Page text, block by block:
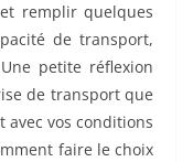
remplir quelques
de transport,
petite réflexion
de transport que
avec vos conditions
faire le choix